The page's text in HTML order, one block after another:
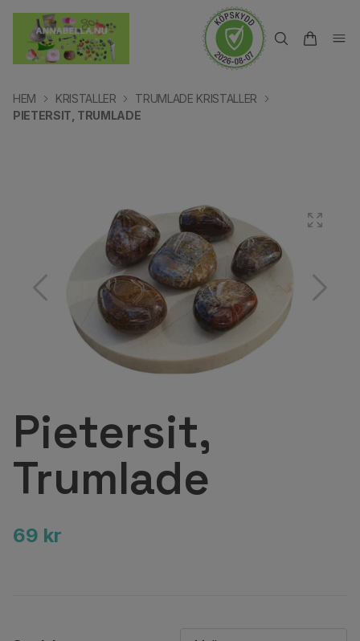
HEM KRISTALLER
TRUMLADE KRISTALLER
PIETERSIT, TRUMLADE
Pietersit,
Trumlade
69 kr